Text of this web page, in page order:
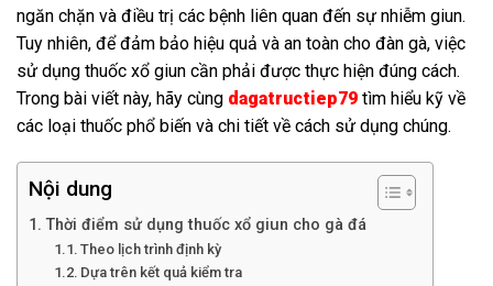
ngăn chặn và điều trị các bệnh liên quan đến sự nhiễm giun.
Tuy nhiên, để đảm bảo hiệu quả và an toàn cho đàn gà, việc
sử dụng thuốc xổ giun cần phải được thực hiện đúng cách.
Trong bài viết này, hãy cùng dagatructiep79 tìm hiểu kỹ về
các loại thuốc phổ biến và chi tiết về cách sử dụng chúng.
Nội dung
Thời điểm sử dụng thuốc xổ giun cho gà đá
Theo lịch trình định kỳ
Dựa trên kết quả kiểm tra